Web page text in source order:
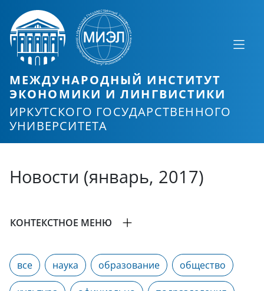
МЕЖДУНАРОДНЫЙ ИНСТИТУТ
ЭКОНОМИКИ И ЛИНГВИСТИКИ
ИРКУТСКОГО ГОСУДАРСТВЕННОГО
УНИВЕРСИТЕТА
Новости (январь, 2017)
КОНТЕКСТНОЕ МЕНЮ
все наука образование общество